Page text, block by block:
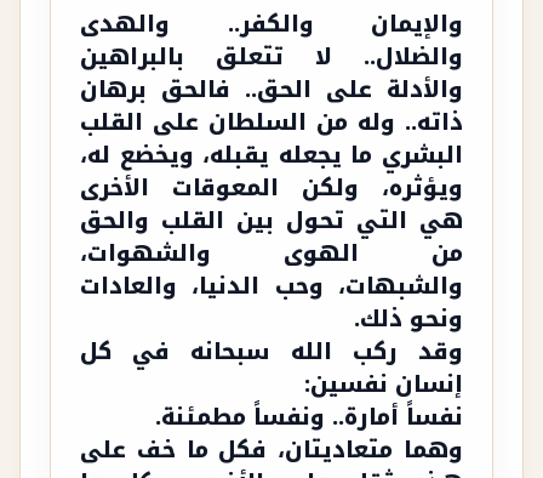
والإيمان والكفر.. والهدى
والضلال.. لا تتعلق بالبراهين
والأدلة على الحق.. فالحق برهان
ذاته.. وله من السلطان على القلب
البشري ما يجعله يقبله، ويخضع له،
ويؤثره، ولكن المعوقات الأخرى
هي التي تحول بين القلب والحق
من الهوى والشهوات،
والشبهات، وحب الدنيا، والعادات
ونحو ذلك.
وقد ركب الله سبحانه في كل
إنسان نفسين:
نفساً أمارة.. ونفساً مطمئنة.
وهما متعاديتان، فكل ما خف على